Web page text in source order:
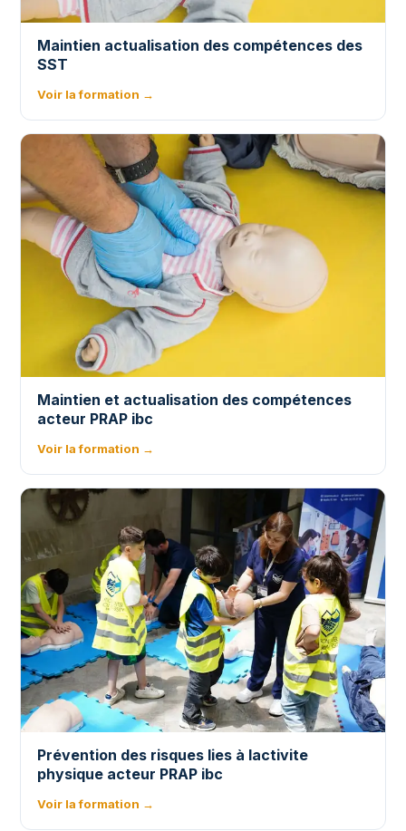
Maintien actualisation des compétences des
SST
Voir la formation →
Maintien et actualisation des compétences
acteur PRAP ibc
Voir la formation →
Prévention des risques lies à lactivite
physique acteur PRAP ibc
Voir la formation →